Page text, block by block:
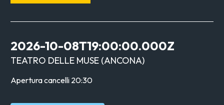
2026-10-08T19:00:00.000Z
TEATRO DELLE MUSE (ANCONA)
Apertura cancelli 20:30